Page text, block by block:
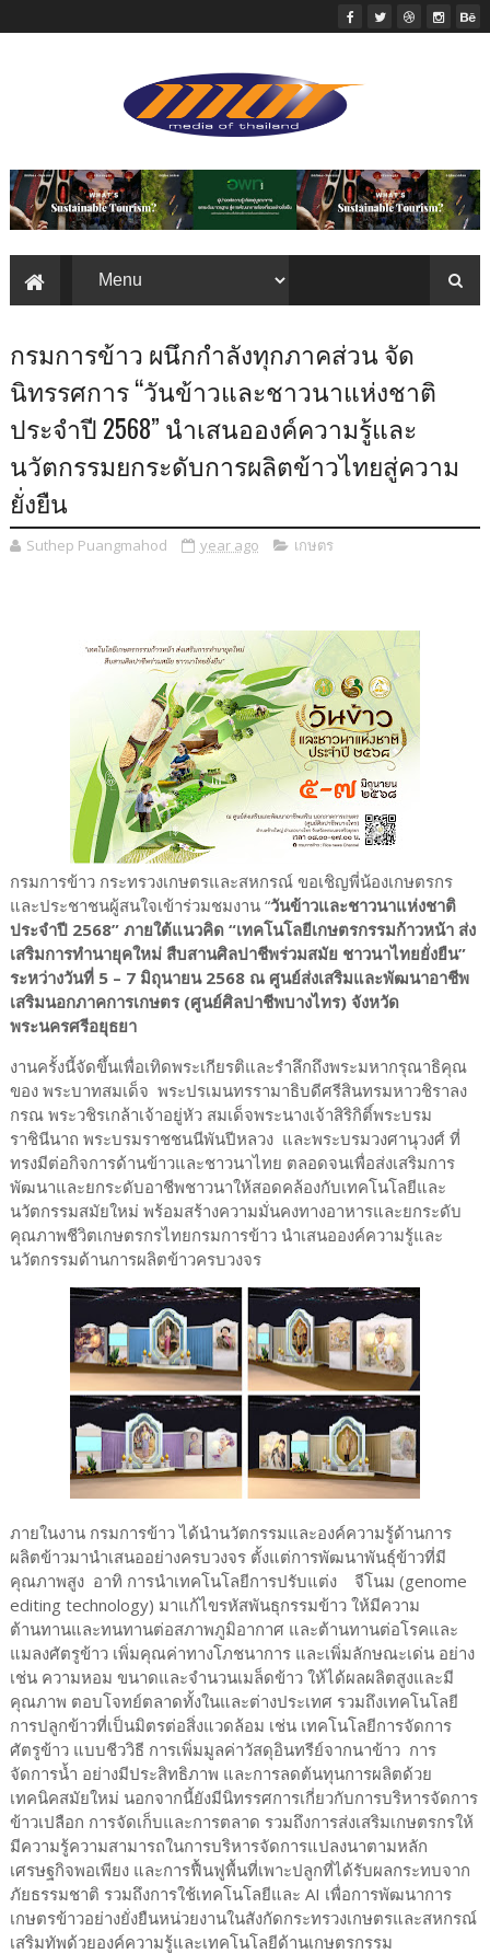
กรมการข้าว ผนึกกำลังทุกภาคส่วน จัด
นิทรรศการ “วันข้าวและชาวนาแห่งชาติ
ประจำปี 2568” นำเสนอองค์ความรู้และ
นวัตกรรมยกระดับการผลิตข้าวไทยสู่ความ
ยั่งยืน
Suthep Puangmahod year ago เกษตร
กรมการข้าว กระทรวงเกษตรและสหกรณ์ ขอเชิญพี่น้องเกษตรกร
และประชาชนผู้สนใจเข้าร่วมชมงาน “วันข้าวและชาวนาแห่งชาติ
ประจำปี 2568” ภายใต้แนวคิด “เทคโนโลยีเกษตรกรรมก้าวหน้า ส่ง
เสริมการทำนายุคใหม่ สืบสานศิลปาชีพร่วมสมัย ชาวนาไทยยั่งยืน”
ระหว่างวันที่ 5 – 7 มิถุนายน 2568 ณ ศูนย์ส่งเสริมและพัฒนาอาชีพ
เสริมนอกภาคการเกษตร (ศูนย์ศิลปาชีพบางไทร) จังหวัด
พระนครศรีอยุธยา
งานครั้งนี้จัดขึ้นเพื่อเทิดพระเกียรติและรำลึกถึงพระมหากรุณาธิคุณ
ของ พระบาทสมเด็จ พระปรเมนทรรามาธิบดีศรีสินทรมหาวชิราลง
กรณ พระวชิรเกล้าเจ้าอยู่หัว สมเด็จพระนางเจ้าสิริกิติ์พระบรม
ราชินีนาถ พระบรมราชชนนีพันปีหลวง และพระบรมวงศานุวงศ์ ที่
ทรงมีต่อกิจการด้านข้าวและชาวนาไทย ตลอดจนเพื่อส่งเสริมการ
พัฒนาและยกระดับอาชีพชาวนาให้สอดคล้องกับเทคโนโลยีและ
นวัตกรรมสมัยใหม่ พร้อมสร้างความมั่นคงทางอาหารและยกระดับ
คุณภาพชีวิตเกษตรกรไทยกรมการข้าว นำเสนอองค์ความรู้และ
นวัตกรรมด้านการผลิตข้าวครบวงจร
ภายในงาน กรมการข้าว ได้นำนวัตกรรมและองค์ความรู้ด้านการ
ผลิตข้าวมานำเสนออย่างครบวงจร ตั้งแต่การพัฒนาพันธุ์ข้าวที่มี
คุณภาพสูง อาทิ การนำเทคโนโลยีการปรับแต่ง จีโนม (genome
editing technology) มาแก้ไขรหัสพันธุกรรมข้าว ให้มีความ
ต้านทานและทนทานต่อสภาพภูมิอากาศ และต้านทานต่อโรคและ
แมลงศัตรูข้าว เพิ่มคุณค่าทางโภชนาการ และเพิ่มลักษณะเด่น อย่าง
เช่น ความหอม ขนาดและจำนวนเมล็ดข้าว ให้ได้ผลผลิตสูงและมี
คุณภาพ ตอบโจทย์ตลาดทั้งในและต่างประเทศ รวมถึงเทคโนโลยี
การปลูกข้าวที่เป็นมิตรต่อสิ่งแวดล้อม เช่น เทคโนโลยีการจัดการ
ศัตรูข้าว แบบชีววิธี การเพิ่มมูลค่าวัสดุอินทรีย์จากนาข้าว การ
จัดการน้ำ อย่างมีประสิทธิภาพ และการลดต้นทุนการผลิตด้วย
เทคนิคสมัยใหม่ นอกจากนี้ยังมีนิทรรศการเกี่ยวกับการบริหารจัดการ
ข้าวเปลือก การจัดเก็บและการตลาด รวมถึงการส่งเสริมเกษตรกรให้
มีความรู้ความสามารถในการบริหารจัดการแปลงนาตามหลัก
เศรษฐกิจพอเพียง และการฟื้นฟูพื้นที่เพาะปลูกที่ได้รับผลกระทบจาก
ภัยธรรมชาติ รวมถึงการใช้เทคโนโลยีและ AI เพื่อการพัฒนาการ
เกษตรข้าวอย่างยั่งยืนหน่วยงานในสังกัดกระทรวงเกษตรและสหกรณ์
เสริมทัพด้วยองค์ความรู้และเทคโนโลยีด้านเกษตรกรรม